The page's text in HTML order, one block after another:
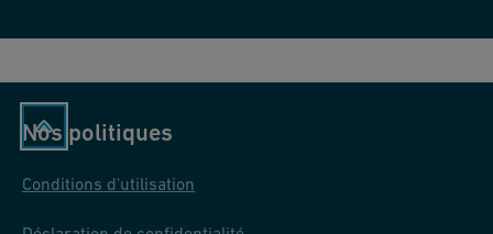
Nos politiques
Conditions d'utilisation